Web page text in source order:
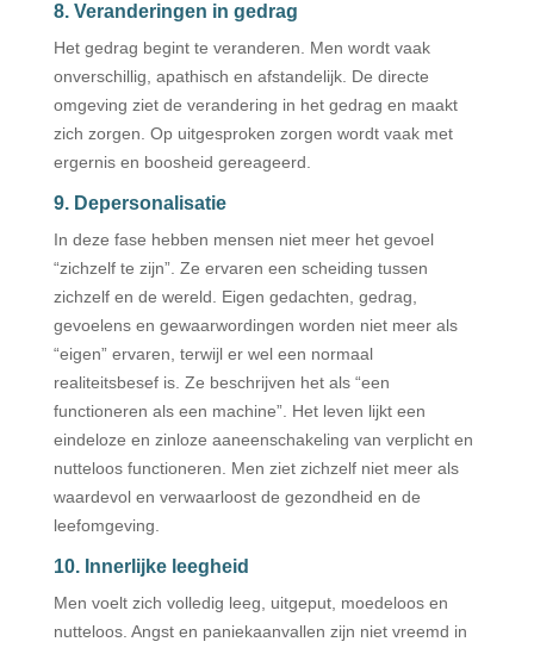
8. Veranderingen in gedrag
Het gedrag begint te veranderen. Men wordt vaak
onverschillig, apathisch en afstandelijk. De directe
omgeving ziet de verandering in het gedrag en maakt
zich zorgen. Op uitgesproken zorgen wordt vaak met
ergernis en boosheid gereageerd.
9. Depersonalisatie
In deze fase hebben mensen niet meer het gevoel
“zichzelf te zijn”. Ze ervaren een scheiding tussen
zichzelf en de wereld. Eigen gedachten, gedrag,
gevoelens en gewaarwordingen worden niet meer als
“eigen” ervaren, terwijl er wel een normaal
realiteitsbesef is. Ze beschrijven het als “een
functioneren als een machine”. Het leven lijkt een
eindeloze en zinloze aaneenschakeling van verplicht en
nutteloos functioneren. Men ziet zichzelf niet meer als
waardevol en verwaarloost de gezondheid en de
leefomgeving.
10. Innerlijke leegheid
Men voelt zich volledig leeg, uitgeput, moedeloos en
nutteloos. Angst en paniekaanvallen zijn niet vreemd in